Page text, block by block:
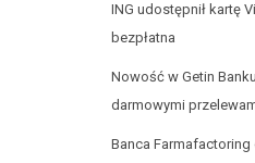
ING udostępnił kartę
bezpłatna
Nowość w Getin
darmowymi
Banca Farmafactoring